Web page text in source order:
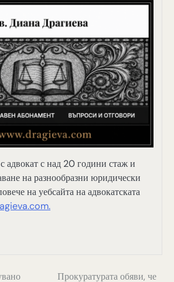
адвокат с над 20 години стаж и
на разнообразни юридически
на уебсайта на адвокатската
Прокуратурата обяви, че